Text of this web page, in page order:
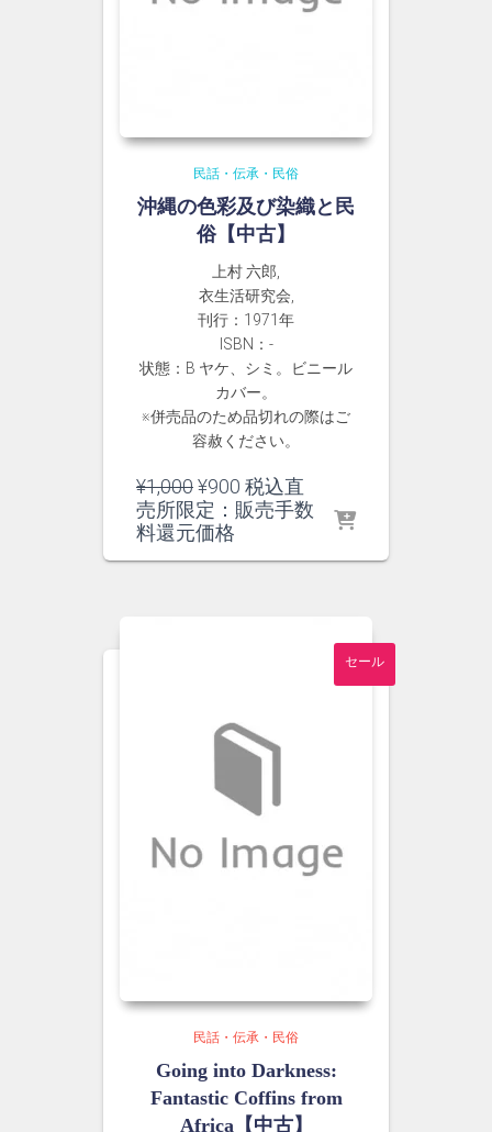
民話・伝承・民俗
沖縄の色彩及び染織と民
俗【中古】
上村 六郎,
衣生活研究会,
刊行：1971年
ISBN：-
状態：B ヤケ、シミ。ビニール
カバー。
※併売品のため品切れの際はご
容赦ください。
¥1,000元
の
価
¥900 現
在
税込直
売所限定：販売手数
料還元価格
セール
民話・伝承・民俗
Going into Darkness:
Fantastic Coffins from
Africa【中古】